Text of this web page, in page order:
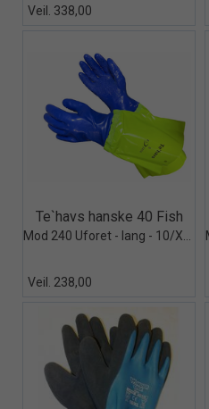
Veil. 338,00
Quick View+
Te`havs hanske 40 Fish
Veil. 238,00